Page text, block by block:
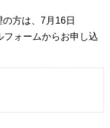
方は、7月16日
フォームからお申し込